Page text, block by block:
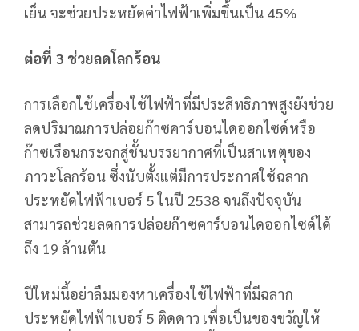
เย็น จะช่วยประหยัดค่าไฟฟ้าเพิ่มขึ้นเป็น 45%
ต่อที่ 3 ช่วยลดโลกร้อน
การเลือกใช้เครื่องใช้ไฟฟ้าที่มีประสิทธิภาพสูงยังช่วย
ลดปริมาณการปล่อยก๊าซคาร์บอนไดออกไซด์หรือ
ก๊าซเรือนกระจกสู่ชั้นบรรยากาศที่เป็นสาเหตุของ
ภาวะโลกร้อน ซึ่งนับตั้งแต่มีการประกาศใช้ฉลาก
ประหยัดไฟฟ้าเบอร์ 5 ในปี 2538 จนถึงปัจจุบัน
สามารถช่วยลดการปล่อยก๊าซคาร์บอนไดออกไซด์ได้
ถึง 19 ล้านตัน
ปีใหม่นี้อย่าลืมมองหาเครื่องใช้ไฟฟ้าที่มีฉลาก
ประหยัดไฟฟ้าเบอร์ 5 ติดดาว เพื่อเป็นของขวัญให้